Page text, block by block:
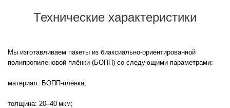
Технические характеристики
Мы изготавливаем пакеты из биаксиально‑ориентированной
полипропиленовой плёнки (БОПП) со следующими параметрами:
материал: БОПП‑плёнка;
толщина: 20–40 мкм;